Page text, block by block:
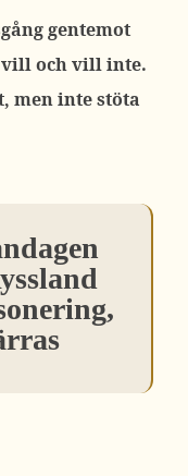
gentemot
vill och vill inte.
men inte stöta